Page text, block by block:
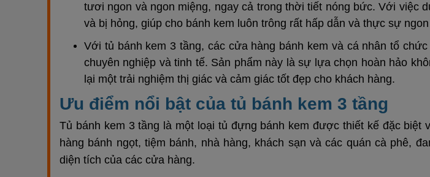
tươi ngon và ngon miệng, ngay cả trong thời tiết nóng bức. Với việc
và bị hỏng, giúp cho bánh kem luôn trông rất hấp dẫn và thực sự
Với tủ bánh kem 3 tầng, các cửa hàng bánh kem và cá nhân tổ
chuyên nghiệp và tinh tế. Sản phẩm này là sự lựa chọn hoàn hảo
lại một trải nghiệm thị giác và cảm giác tốt đẹp cho khách hàng.
Ưu điểm nổi bật của tủ bánh kem 3 tầng
Tủ bánh kem 3 tầng là một loại tủ đựng bánh kem được thiết kế đặc
hàng bánh ngọt, tiệm bánh, nhà hàng, khách sạn và các quán cà phê,
diện tích của các cửa hàng.